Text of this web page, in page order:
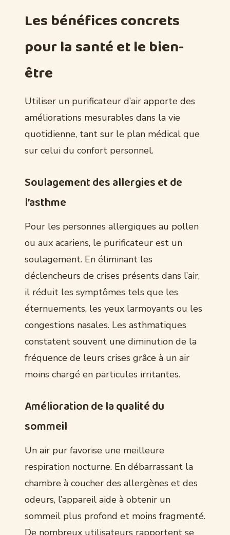
Les bénéfices concrets
pour la santé et le bien-
être
Utiliser un purificateur d’air apporte des
améliorations mesurables dans la vie
quotidienne, tant sur le plan médical que
sur celui du confort personnel.
Soulagement des allergies et de
l’asthme
Pour les personnes allergiques au pollen
ou aux acariens, le purificateur est un
soulagement. En éliminant les
déclencheurs de crises présents dans l’air,
il réduit les symptômes tels que les
éternuements, les yeux larmoyants ou les
congestions nasales. Les asthmatiques
constatent souvent une diminution de la
fréquence de leurs crises grâce à un air
moins chargé en particules irritantes.
Amélioration de la qualité du
sommeil
Un air pur favorise une meilleure
respiration nocturne. En débarrassant la
chambre à coucher des allergènes et des
odeurs, l’appareil aide à obtenir un
sommeil plus profond et moins fragmenté.
De nombreux utilisateurs rapportent se